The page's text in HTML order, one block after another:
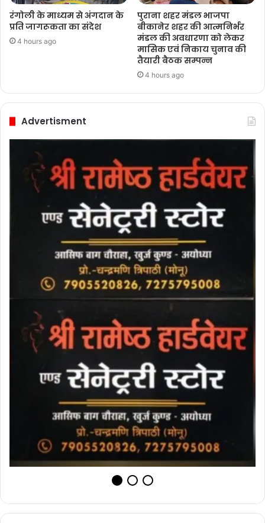
रंगोली के माध्यम से अंगदान के
प्रति जागरूकता का संदेश
4 hours ago
पुराना शहर मंडल भाजपा
बीकानेर शहर की आत्मनिर्भर
मंडल की अवधारणा को लेकर
मासिक एवं निकाय चुनाव की
तैयारी बैठक सम्पन्न
4 hours ago
Advertisment